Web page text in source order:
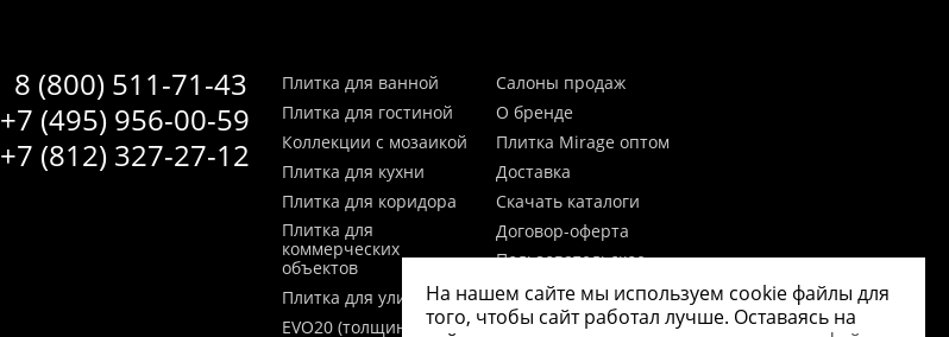
8 (800) 511-71-43
+7 (495) 956-00-59
+7 (812) 327-27-12
Плитка для ванной
Плитка для гостиной
Коллекции с мозаикой
Плитка для кухни
Плитка для коридора
Плитка для
коммерческих
объектов
Плитка для улицы
EVO20 (толщина 20мм)
Салоны продаж
О бренде
Плитка Mirage оптом
Доставка
Скачать каталоги
Договор-оферта
Пользовательское
Согласие на обработку
персональных данных
На нашем сайте мы используем cookie файлы для
того, чтобы сайт работал лучше. Оставаясь на